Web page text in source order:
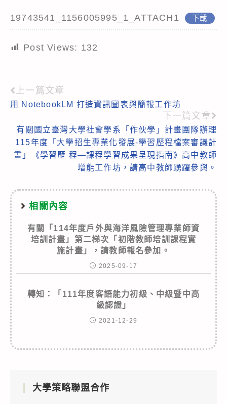
19743541_1156005995_1_ATTACH1 下載
Post Views: 132
Read
more
articles
上一篇文章
用 NotebookLM 打造資訊圖表與簡報工作坊
下一篇文章
有關國立臺灣大學社會學系「作伙學」計畫團隊辦理
115年度「大學招生專業化發展-學習歷程檔案審議計
畫」《學習歷 程—課程學習成果呈現指南》高中教師
增能工作坊，請高中教師踴躍參與。
相關內容
有關「114年度戶外與海洋風險管理專業師資
培訓計畫」第二梯次「初階教師培訓課程實
施計畫」，請教師報名參加。
2025-09-17
轉知：「111年度客語能力初級、中級暨中高
級認證」
2021-12-29
大學策略聯盟合作